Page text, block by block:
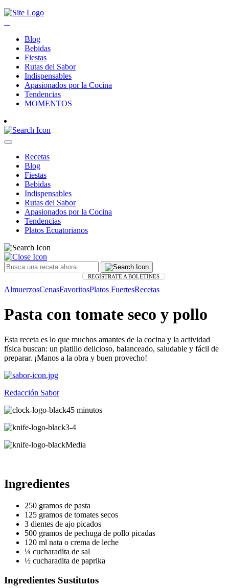
Blog
Bebidas
Fiestas
Rutas del Sabor
Indispensables
Apasionados por la Cocina
Tendencias
MOMENTOS
Recetas
Blog
Fiestas
Bebidas
Indispensables
Rutas del Sabor
Apasionados por la Cocina
Tendencias
Platos Ecuatorianos
REGÍSTRATE A BOLETINES
AlmuerzosCenasFavoritosPlatos FuertesRecetas
Pasta con tomate seco y pollo
Esta receta es lo que muchos amantes de la cocina y la actividad
física buscan: un platillo delicioso, balanceado, saludable y fácil de
preparar. ¡Manos a la obra y buen provecho!
Redacción Sabor
45 minutos
3-4
Media
Ingredientes
250 gramos de pasta
125 gramos de tomates secos
3 dientes de ajo picados
500 gramos de pechuga de pollo picadas
120 ml nata o crema de leche
¼ cucharadita de sal
½ cucharadita de paprika
Ingredientes Sustitutos